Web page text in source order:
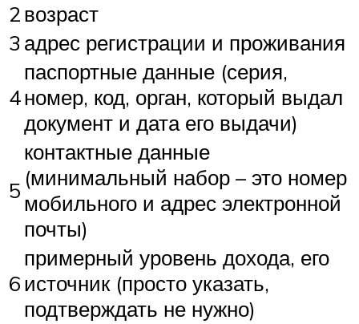
2возраст
3 адрес регистрации и проживания
4
паспортные данные (серия,
номер, код, орган, который выдал
документ и дата его выдачи)
5
контактные данные
(минимальный набор – это номер
мобильного и адрес электронной
почты)
6
примерный уровень дохода, его
источник (просто указать,
подтверждать не нужно)